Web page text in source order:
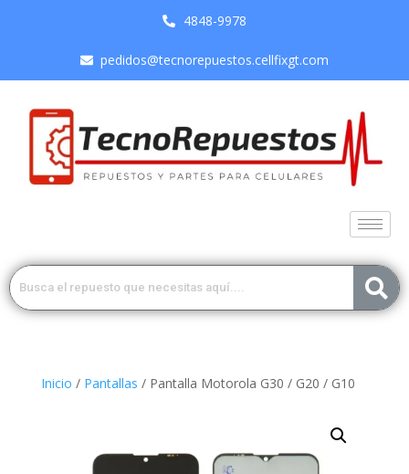
4848-9978
pedidos@tecnorepuestos.cellfixgt.com
Inicio / Pantallas / Pantalla Motorola G30 / G20 / G10